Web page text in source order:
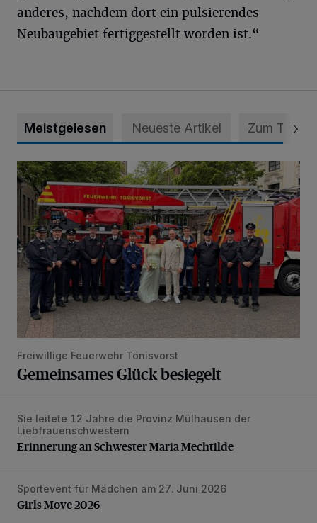
anderes, nachdem dort ein pulsierendes
Neubaugebiet fertiggestellt worden ist.“
Meistgelesen Neueste Artikel Zum Thema
Gemeinsames Glück besiegelt
Freiwillige Feuerwehr Tönisvorst
Gemeinsames Glück besiegelt
Erinnerung an Schwester Maria Mechtilde
Sie leitete 12 Jahre die Provinz Mülhausen der
Liebfrauenschwestern
Erinnerung an Schwester Maria Mechtilde
Girls Move 2026
Sportevent für Mädchen am 27. Juni 2026
Girls Move 2026